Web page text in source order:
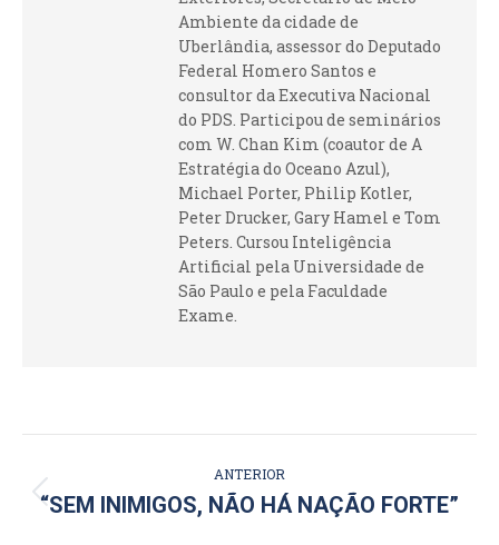
Ambiente da cidade de
Uberlândia, assessor do Deputado
Federal Homero Santos e
consultor da Executiva Nacional
do PDS. Participou de seminários
com W. Chan Kim (coautor de A
Estratégia do Oceano Azul),
Michael Porter, Philip Kotler,
Peter Drucker, Gary Hamel e Tom
Peters. Cursou Inteligência
Artificial pela Universidade de
São Paulo e pela Faculdade
Exame.
DE
ANTERIOR
Post
“SEM INIMIGOS, NÃO HÁ NAÇÃO FORTE”